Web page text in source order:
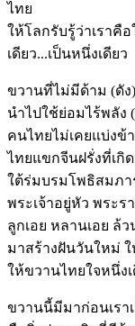
ไทย
ให้โลกรับรู้ว่าเราคื
เดียว...เป็นหนึ่งเดียว
ขวานที่ไม่มีด้าม (ดัง)
นำไปใช้ย่อมไร้พลัง
คนไทยไม่เคยแบ่งข้
ไทยแขกจีนฝรั่งที่เกิ
ใต้ร่มบรมโพธิสมภ
พระเจ้าอยู่หัว พระร
ลูกเอย หลานเอย ล้
มาสร้างฝันวันใหม่
ให้ขวานไทยใจหนึ่ง
ขวานนี้มีมาก่อนเรา